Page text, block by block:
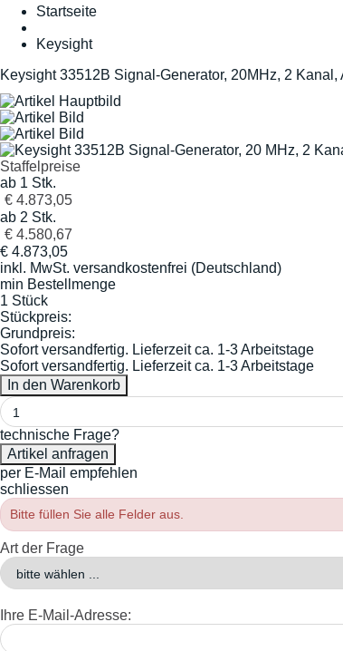
Startseite
Keysight
Keysight 33512B Signal-Generator, 20MHz, 2 Kanal,
Staffelpreise
ab 1 Stk.
€ 4.873,05
ab 2 Stk.
€ 4.580,67
€ 4.873,05
inkl. MwSt. versandkostenfrei (Deutschland)
min Bestellmenge
1 Stück
Stückpreis:
Grundpreis:
Sofort versandfertig. Lieferzeit ca. 1-3 Arbeitstage
Sofort versandfertig. Lieferzeit ca. 1-3 Arbeitstage
technische Frage?
per E-Mail empfehlen
schliessen
Bitte füllen Sie alle Felder aus.
Art der Frage
Ihre E-Mail-Adresse: